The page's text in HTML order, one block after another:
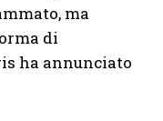
ma
di
ha annunciato